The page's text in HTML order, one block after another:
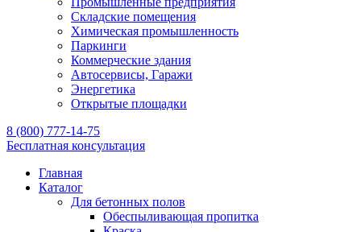
Складские помещения
Химическая промышленность
Паркинги
Коммерческие здания
Автосервисы, Гаражи
Энергетика
Открытые площадки
8 (800) 777-14-75
Бесплатная консультация
Главная
Каталог
Для бетонных полов
Обеспыливающая пропитка